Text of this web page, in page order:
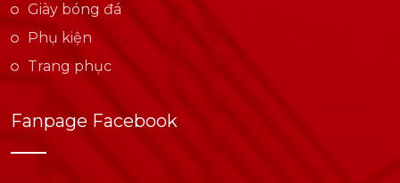
Giày bóng đá
Phụ kiện
Trang phục
Fanpage Facebook